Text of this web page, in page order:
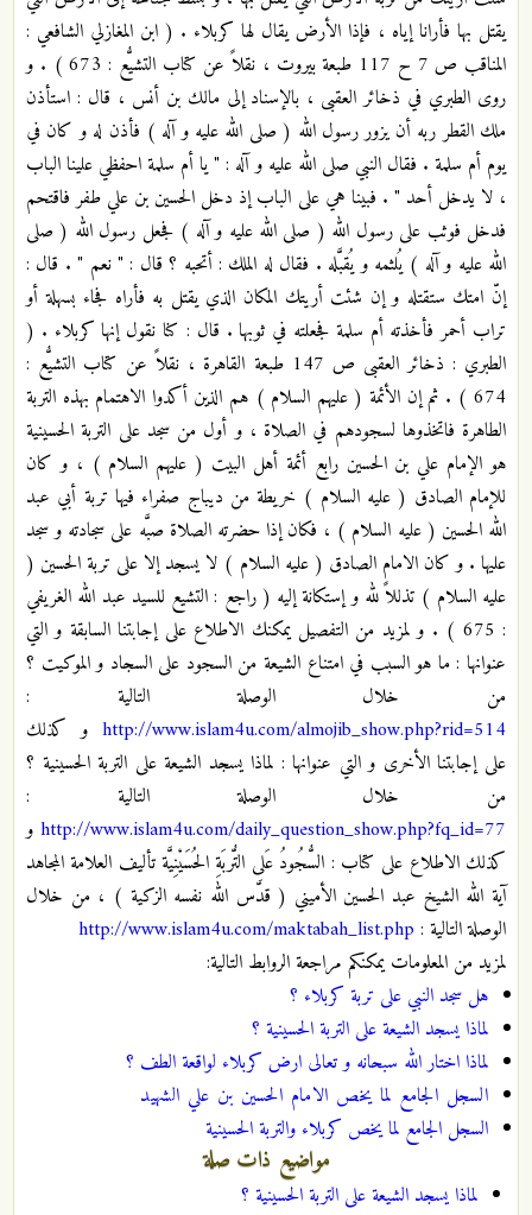
يقتل بها فأرانا إياه ، فإذا الأرض يقال لها كربلاء . ( ابن المغازلي الشافعي :
المناقب ص 7 ح 117 طبعة بيروت ، نقلاً عن كتاب التشيُّع : 673 ) . و
روى الطبري في ذخائر العقبى ، بالإسناد إلى مالك بن أنس ، قال : استأذن
ملك القطر ربه أن يزور رسول الله ( صلى الله عليه و آله ) فأذن له و كان في
يوم أم سلمة . فقال النبي صلى الله عليه و آله : " يا أم سلمة احفظي علينا الباب
، لا يدخل أحد " . فبينا هي على الباب إذ دخل الحسين بن علي طفر فاقتحم
فدخل فوثب على رسول الله ( صلى الله عليه و آله ) فجعل رسول الله ( صلى
الله عليه و آله ) يُلثمه و يُقبَّله . فقال له الملك : أتحبه ؟ قال : " نعم " . قال :
إنّ امتك ستقتله و إن شئت أريتك المكان الذي يقتل به فأراه فجاء بسهلة أو
تراب أحمر فأخذته أم سلمة فجعلته في ثوبها . قال : كنا نقول إنها كربلاء . (
الطبري : ذخائر العقبى ص 147 طبعة القاهرة ، نقلاً عن كتاب التشيُّع :
674 ) . ثم إن الأئمة ( عليهم السلام ) هم الذين أكدوا الاهتمام بهذه التربة
الطاهرة فاتخذوها لسجودهم في الصلاة ، و أول من سجد على التربة الحسينية
هو الإمام علي بن الحسين رابع أئمة أهل البيت ( عليهم السلام ) ، و كان
للإمام الصادق ( عليه السلام ) خريطة من ديباج صفراء فيها تربة أبي عبد
الله الحسين ( عليه السلام ) ، فكان إذا حضرته الصلاة صبَّه على سجادته و سجد
عليها . و كان الامام الصادق ( عليه السلام ) لا يسجد إلا على تربة الحسين (
عليه السلام ) تذللاً لله و إستكانة إليه ( راجع : التشيع للسيد عبد الله الغريفي
: 675 ) . و لمزيد من التفصيل يمكنك الاطلاع على إجابتنا السابقة و التي
عنوانها : ما هو السبب في امتناع الشيعة من السجود على السجاد و الموكيت ؟
من خلال الوصلة التالية :
http://www.islam4u.com/almojib_show.php?rid=514 و كذلك
على إجابتنا الأخرى و التي عنوانها : لماذا يسجد الشيعة على التربة الحسينية ؟
من خلال الوصلة التالية :
http://www.islam4u.com/daily_question_show.php?fq_id=77 و
كذلك الاطلاع على كتاب : السُّجُودُ عَلى التُّربَةِ الحُسَيْنِيَّة تأليف العلامة المجاهد
آية الله الشيخ عبد الحسين الأميني ( قدَّس الله نفسه الزكية ) ، من خلال
الوصلة التالية : http://www.islam4u.com/maktabah_list.php
لمزيد من المعلومات يمكنكم مراجعة الروابط التالية:
هل سجد النبي على تربة كربلاء ؟
لماذا يسجد الشيعة على التربة الحسينية ؟
لماذا اختار الله سبحانه و تعالى ارض كربلاء لواقعة الطف ؟
السجل الجامع لما يخص الامام الحسين بن علي الشهيد
السجل الجامع لما يخص كربلاء والتربة الحسينية
مواضيع ذات صلة
لماذا يسجد الشيعة على التربة الحسينية ؟